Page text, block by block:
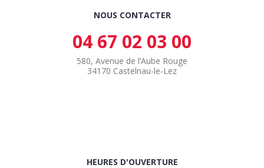
NOUS CONTACTER
04 67 02 03 00
580, Avenue de l’Aube Rouge
34170 Castelnau-le-Lez
HEURES D'OUVERTURE